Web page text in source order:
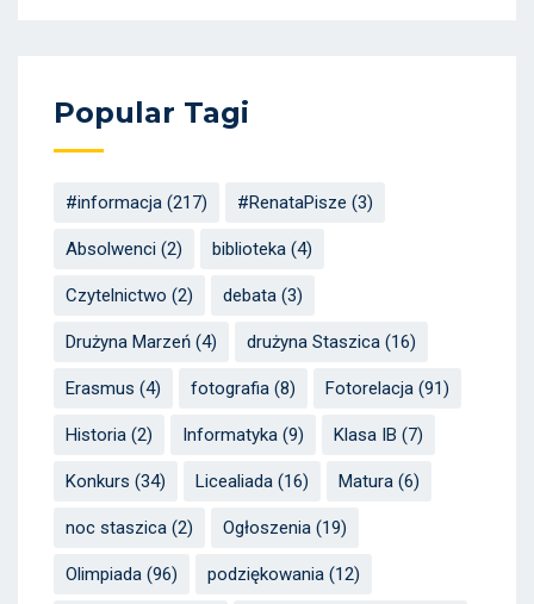
Popular Tagi
#informacja (217) #RenataPisze (3)
Absolwenci (2) biblioteka (4)
Czytelnictwo (2) debata (3)
Drużyna Marzeń (4) drużyna Staszica (16)
Erasmus (4) fotografia (8) Fotorelacja (91)
Historia (2) Informatyka (9) Klasa IB (7)
Konkurs (34) Licealiada (16) Matura (6)
noc staszica (2) Ogłoszenia (19)
Olimpiada (96) podziękowania (12)